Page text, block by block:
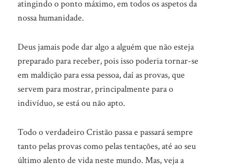
atingindo o ponto máximo, em todos os aspetos da
nossa humanidade.
Deus jamais pode dar algo a alguém que não esteja
preparado para receber, pois isso poderia tornar-se
em maldição para essa pessoa, daí as provas, que
servem para mostrar, principalmente para o
indivíduo, se está ou não apto.
Todo o verdadeiro Cristão passa e passará sempre
tanto pelas provas como pelas tentações, até ao seu
último alento de vida neste mundo. Mas, veja a